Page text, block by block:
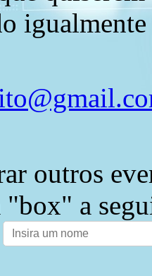
outros
a